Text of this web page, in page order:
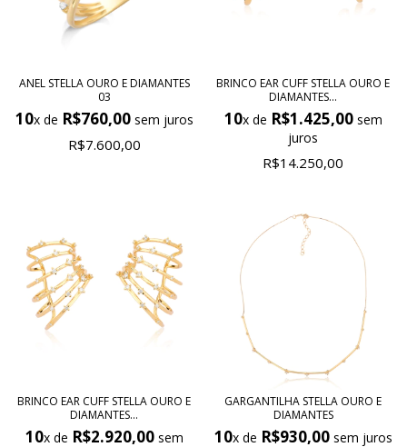
ANEL STELLA OURO E DIAMANTES
03
10x de R$760,00sem juros
R$7.600,00
BRINCO EAR CUFF STELLA OURO E
DIAMANTES...
10x de R$1.425,00sem
juros
R$14.250,00
BRINCO EAR CUFF STELLA OURO E
DIAMANTES...
10x de R$2.920,00sem
GARGANTILHA STELLA OURO E
DIAMANTES
10x de R$930,00sem juros